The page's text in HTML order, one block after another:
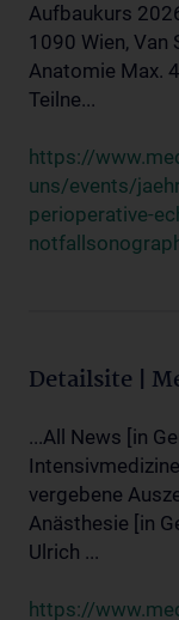
Aufbaukurs
1090 Wien, Van
Anatomie Max.
Teilne...
https://
uns/events/
perioperative-
Detailsite |
...All News [in
vergebene
Anästhesie [in
Ulrich ...
https://